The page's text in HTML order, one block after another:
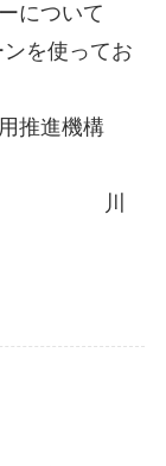
いて
を使ってお
推進機構